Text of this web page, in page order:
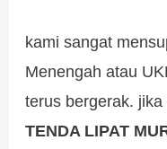
kami sangat
Menengah atau
terus bergerak.
TENDA LIPAT